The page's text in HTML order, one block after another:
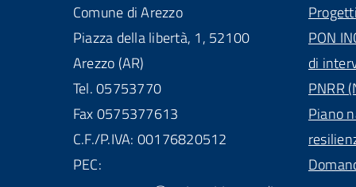
Comune di Arezzo
Piazza della libertà, 1, 52100
Arezzo (AR)
Tel. 05753770
Fax 0575377613
C.F./P.IVA: 00176820512
PEC:
PON
di
PNRR
Piano